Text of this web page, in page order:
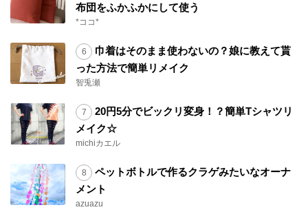
布団をふかふかにして使う
*ココ*
巾着はそのまま使わないの？娘に教えて貰
った方法で簡単リメイク
智兎瀬
20円5分でビックリ変身！？簡単Tシャツリ
メイク☆
michiカエル
ペットボトルで作るクラゲみたいなオーナ
メント
azuazu